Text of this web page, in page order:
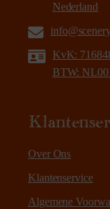
Nederland
KvK:
BTW:
Over Ons
Klantenservice
Algemene